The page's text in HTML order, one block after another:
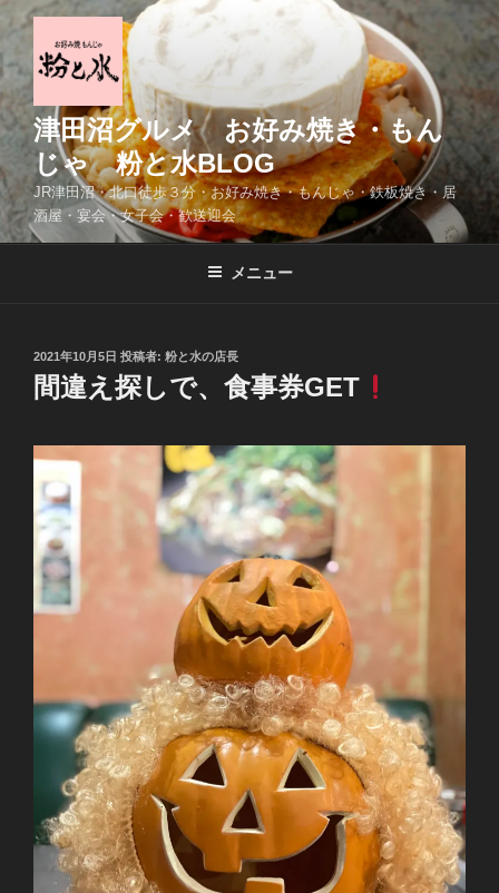
コ
テ
ン
ツ
ス
キ
ッ
津田沼グルメ お好み焼き・もん
じゃ 粉と水BLOG
JR津田沼・北口徒歩３分・お好み焼き・もんじゃ・鉄板焼き・居
酒屋・宴会・女子会・歓送迎会
メニュー
投
稿
日:
2021年10月5日 投稿者: 粉と水の店長
間違え探しで、食事券GET